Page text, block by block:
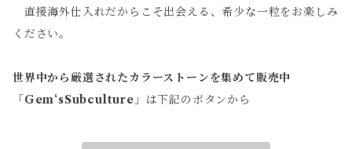
直接海外仕入れだからこそ出会える、希少な一粒をお楽しみ
ください。
世界中から厳選されたカラーストーンを集めて販売中
「 Gem‘sSubculture 」は下記のボタンから